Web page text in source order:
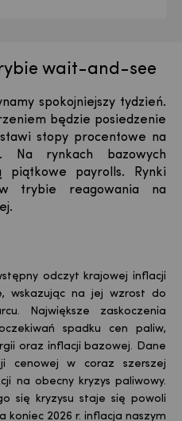
wait-and-see
spokojniejszy tydzień.
będzie posiedzenie
stopy procentowe na
Na rynkach bazowych
piątkowe payrolls. Rynki
trybie reagowania na
odczyt krajowej inflacji
wskazując na jej wzrost do
Największe zaskoczenia
spadku cen paliw,
oraz inflacji bazowej. Dane
cenowej w coraz szerszej
na obecny kryzys paliwowy.
się kryzysu staje się powoli
koniec 2026 r. inflacja naszym